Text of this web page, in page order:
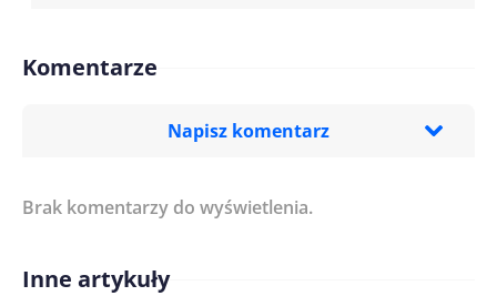
Komentarze
Napisz komentarz
Treść komentarza*
Imię/ Nick*
Brak komentarzy do wyświetlenia.
Inne artykuły